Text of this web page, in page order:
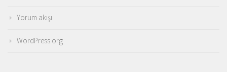
Yorum akışı
WordPress.org